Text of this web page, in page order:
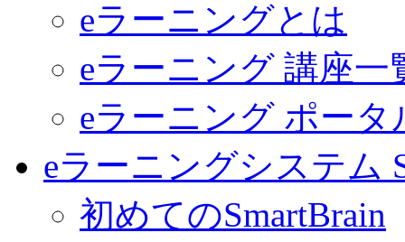
eラーニングとは
eラーニング 講座一
eラーニング ポータ
eラーニングシステム
初めてのSmartBrain